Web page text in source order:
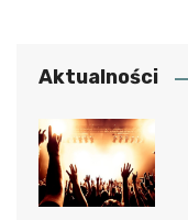
Aktualności